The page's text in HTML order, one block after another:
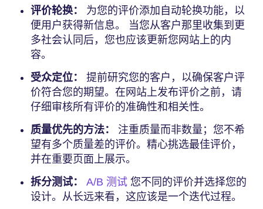
评价轮换： 为您的评价添加自动轮换功能，以
便用户获得新信息。 当您从客户那里收集到更
多社会认同后，您也应该更新您网站上的内
容。
受众定位：
提前研究您的客户，以确保客户评
价符合您的期望。在网站上发布评价之前，请
仔细审核所有评价的准确性和相关性。
质量优先的方法： 注重质量而非数量；您不希
望有多个质量差的评价。精心挑选最佳评价，
并在重要页面上展示。
拆分测试： A/B 测试 您不同的评价并选择您的
设计。从长远来看，这应该是一个迭代过程。